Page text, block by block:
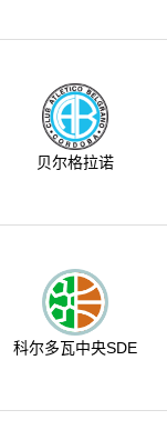
贝尔格拉诺
科尔多瓦中央SDE